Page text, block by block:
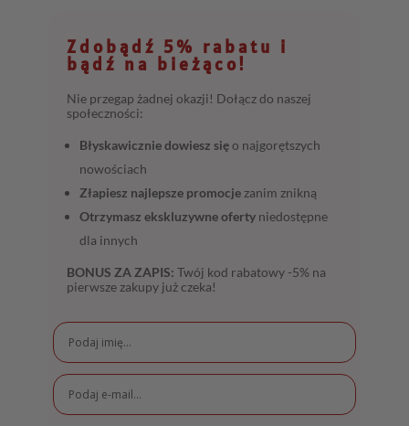
Zdobądź 5% rabatu i
bądź na bieżąco!
Nie przegap żadnej okazji! Dołącz do naszej
społeczności:
Błyskawicznie dowiesz sięo najgorętszych
nowościach
Złapiesz najlepsze promocje zanim znikną
Otrzymasz ekskluzywne oferty niedostępne
dla innych
BONUS ZA ZAPIS: Twój kod rabatowy -5% na
pierwsze zakupy już czeka!